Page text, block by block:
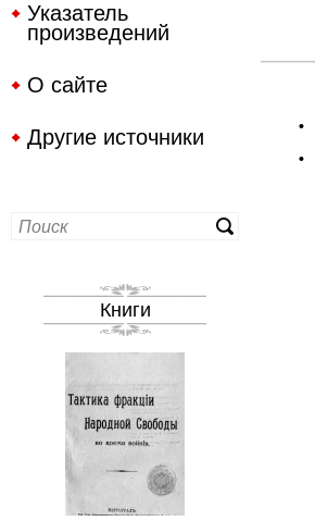
Указатель
произведений
О сайте
Другие источники
Книги
•
•